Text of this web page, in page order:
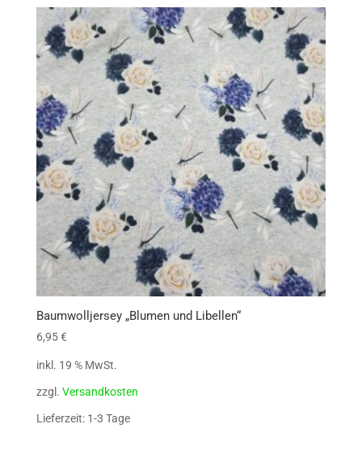
Baumwolljersey „Blumen und Libellen“
6,95€
inkl. 19 % MwSt.
zzgl. Versandkosten
Lieferzeit: 1-3 Tage